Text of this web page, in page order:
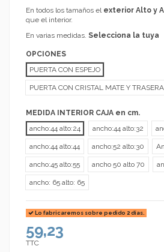
En todos los tamaños elexterior Alto y
que el interior.
En varias medidas. Selecciona la tuya
OPCIONES
PUERTA CON ESPEJO
PUERTA CON CRISTAL MATE Y TRASERA
MEDIDA INTERIOR CAJA en cm.
ancho:44 alto:24
ancho:44 alto:32
ancho:44 alto:44 ancho:52 alto:30
ancho:45 alto:55 ancho 50 alto 70
ancho: 65 alto: 65
Lo fabricaremos sobre pedido 2 días.
59,23
TTC